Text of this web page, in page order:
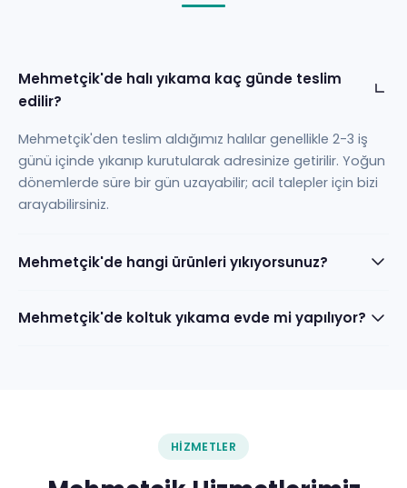
Mehmetçik'de halı yıkama kaç günde teslim
edilir?
Mehmetçik'den teslim aldığımız halılar genellikle 2-3 iş
günü içinde yıkanıp kurutularak adresinize getirilir. Yoğun
dönemlerde süre bir gün uzayabilir; acil talepler için bizi
arayabilirsiniz.
Mehmetçik'de hangi ürünleri yıkıyorsunuz?
Mehmetçik'de koltuk yıkama evde mi yapılıyor?
HIZMETLER